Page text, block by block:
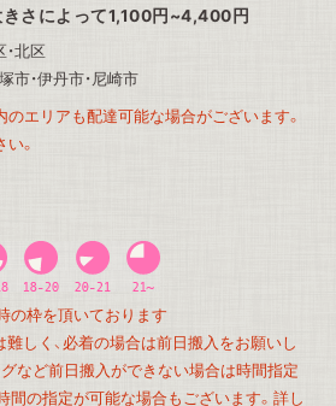
きさによって1,100円~4,400円
北区
市・伊丹市・尼崎市
エリアも配達可能な場合がございます。
。
の枠を頂いております
しく、必着の場合は前日搬入をお願いし
など前日搬入ができない場合は時間指定
の指定が可能な場合もございます。詳し